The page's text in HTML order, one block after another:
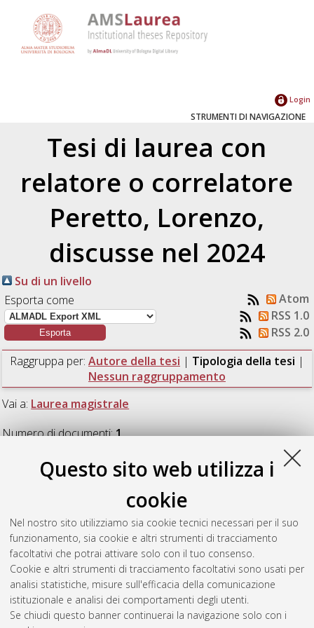
Questo sito web utilizza i
cookie
Nel nostro sito utilizziamo sia cookie tecnici necessari per il suo
funzionamento, sia cookie e altri strumenti di tracciamento
facoltativi che potrai attivare solo con il tuo consenso.
Cookie e altri strumenti di tracciamento facoltativi sono usati per
analisi statistiche, misure sull'efficacia della comunicazione
istituzionale e analisi dei comportamenti degli utenti.
Se chiudi questo banner continuerai la navigazione solo con i
Login
STRUMENTI DI NAVIGAZIONE
Tesi di laurea con
relatore o correlatore
Peretto, Lorenzo,
discusse nel 2024
Su di un livello
Esporta come
Atom
RSS 1.0
RSS 2.0
Raggruppa per: Autore della tesi | Tipologia della tesi |
Nessun raggruppamento
Vai a: Laurea magistrale
Numero di documenti:1.
Laurea magistrale
Instrument Transformers for Modern DC Applications.[Laurea
magistrale], Università di Bologna, Corso di Studio in
Ingegneria dell’energia elettrica [LM-DM270]
Questa lista e' stata generata ilSat Aug 8 10:49:17 2026
CEST